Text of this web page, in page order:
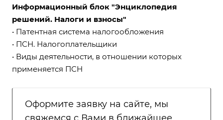
Оформите заявку на сайте, мы
Информационный блок "Энциклопедия
решений. Налоги и взносы"
• Патентная система налогообложения
• ПСН. Налогоплательщики
• Виды деятельности, в отношении которых
применяется ПСН